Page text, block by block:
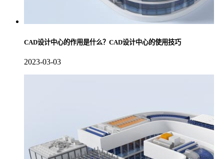
CAD设计中心的作用是什么？CAD设计中心的使用技巧
2023-03-03